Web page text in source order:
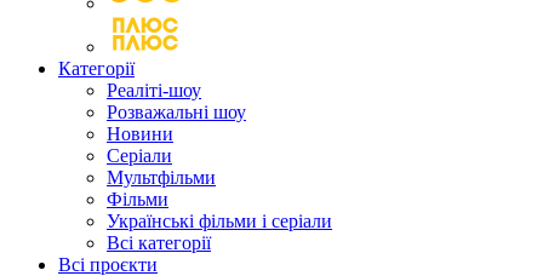
Категорії
Реаліті-шоу
Розважальні шоу
Новини
Серіали
Мультфільми
Фільми
Українські фільми і серіали
Всі категорії
Всі проєкти